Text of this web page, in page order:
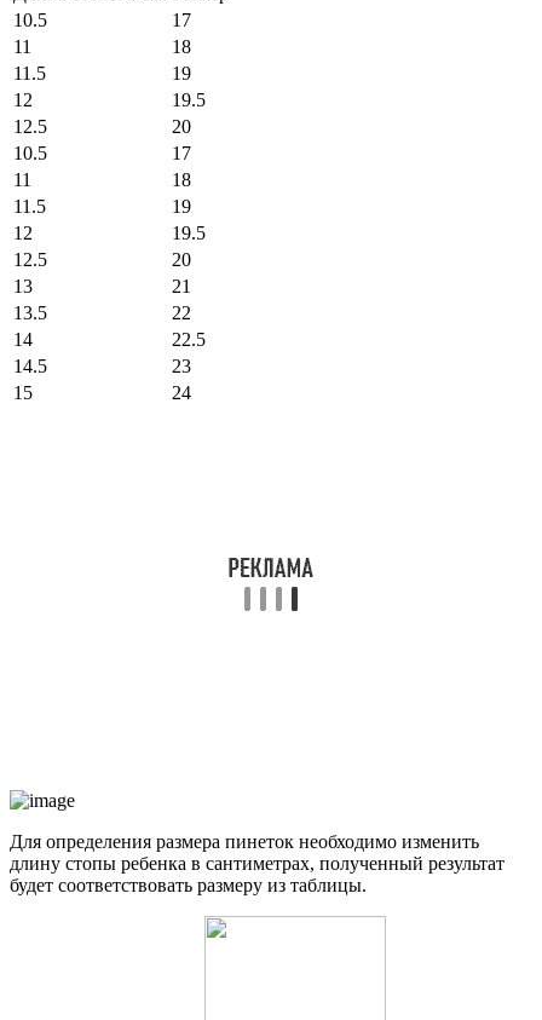
10.5
17
11
18
11.5
19
12
19.5
12.5
20
10.5
17
11
18
11.5
19
12
19.5
12.5
20
13
21
13.5
22
14
22.5
14.5
23
15
24
Для определения размера пинеток необходимо изменить
длину стопы ребенка в сантиметрах, полученный результат
будет соответствовать размеру из таблицы.